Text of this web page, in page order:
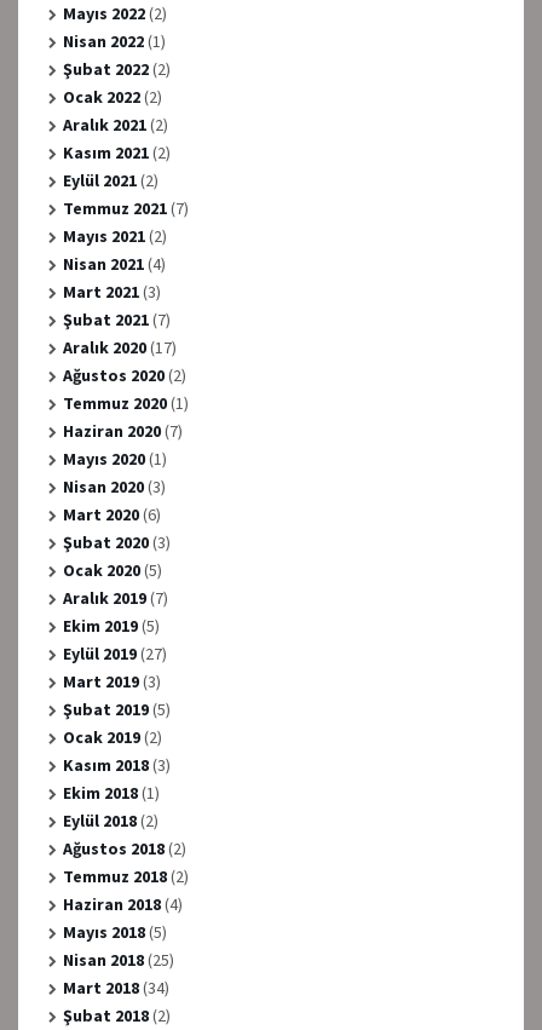
Mayıs 2022(2)
Nisan 2022(1)
Şubat 2022(2)
Ocak 2022(2)
Aralık 2021(2)
Kasım 2021(2)
Eylül 2021(2)
Temmuz 2021(7)
Mayıs 2021(2)
Nisan 2021(4)
Mart 2021(3)
Şubat 2021(7)
Aralık 2020(17)
Ağustos 2020(2)
Temmuz 2020(1)
Haziran 2020(7)
Mayıs 2020(1)
Nisan 2020(3)
Mart 2020(6)
Şubat 2020(3)
Ocak 2020(5)
Aralık 2019(7)
Ekim 2019(5)
Eylül 2019(27)
Mart 2019(3)
Şubat 2019(5)
Ocak 2019(2)
Kasım 2018(3)
Ekim 2018(1)
Eylül 2018(2)
Ağustos 2018(2)
Temmuz 2018(2)
Haziran 2018(4)
Mayıs 2018(5)
Nisan 2018(25)
Mart 2018(34)
Şubat 2018(2)